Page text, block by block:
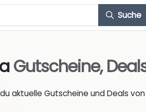
Suche
Gutscheine,
aktuelle Gutscheine und Deals